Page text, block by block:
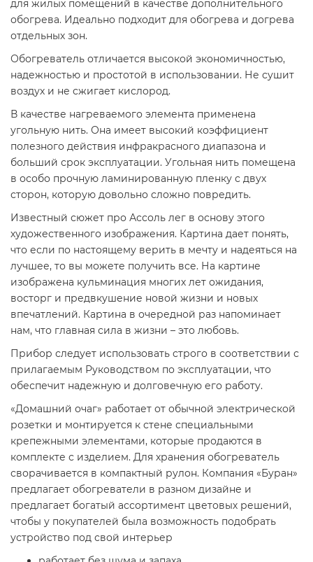
для жилых помещений в качестве дополнительного
обогрева. Идеально подходит для обогрева и догрева
отдельных зон.
Обогреватель отличается высокой экономичностью,
надежностью и простотой в использовании. Не сушит
воздух и не сжигает кислород.
В качестве нагреваемого элемента применена
угольную нить. Она имеет высокий коэффициент
полезного действия инфракрасного диапазона и
больший срок эксплуатации. Угольная нить помещена
в особо прочную ламинированную пленку с двух
сторон, которую довольно сложно повредить.
Известный сюжет про Ассоль лег в основу этого
художественного изображения. Картина дает понять,
что если по настоящему верить в мечту и надеяться на
лучшее, то вы можете получить все. На картине
изображена кульминация многих лет ожидания,
восторг и предвкушение новой жизни и новых
впечатлений. Картина в очередной раз напоминает
нам, что главная сила в жизни – это любовь.
Прибор следует использовать строго в соответствии с
прилагаемым Руководством по эксплуатации, что
обеспечит надежную и долговечную его работу.
«Домашний очаг» работает от обычной электрической
розетки и монтируется к стене специальными
крепежными элементами, которые продаются в
комплекте с изделием. Для хранения обогреватель
сворачивается в компактный рулон. Компания «Буран»
предлагает обогреватели в разном дизайне и
предлагает богатый ассортимент цветовых решений,
чтобы у покупателей была возможность подобрать
устройство под свой интерьер